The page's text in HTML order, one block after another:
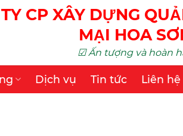
CP XÂY DỰNG
MẠI HOA
☑ Ấn tượng và hoàn
Dịch vụ Tin tức Liên hệ